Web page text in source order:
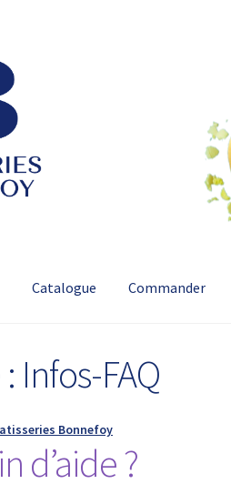
Catalogue Commander
Infos-FAQ
Bonnefoy
d’aide ?